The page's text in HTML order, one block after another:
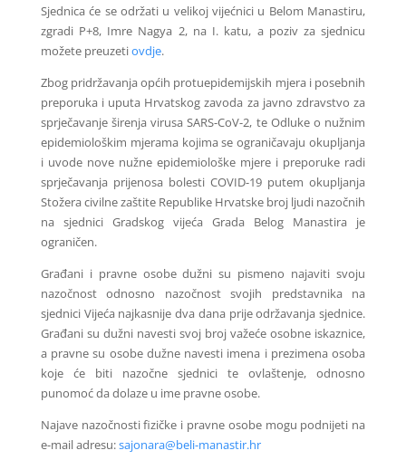
Sjednica će se održati u velikoj vijećnici u Belom Manastiru,
zgradi P+8, Imre Nagya 2, na I. katu, a poziv za sjednicu
možete preuzetiovdje.
Zbog pridržavanja općih protuepidemijskih mjera i posebnih
preporuka i uputa Hrvatskog zavoda za javno zdravstvo za
sprječavanje širenja virusa SARS-CoV-2, te Odluke o nužnim
epidemiološkim mjerama kojima se ograničavaju okupljanja
i uvode nove nužne epidemiološke mjere i preporuke radi
sprječavanja prijenosa bolesti COVID-19 putem okupljanja
Stožera civilne zaštite Republike Hrvatske broj ljudi nazočnih
na sjednici Gradskog vijeća Grada Belog Manastira je
ograničen.
Građani i pravne osobe dužni su pismeno najaviti svoju
nazočnost odnosno nazočnost svojih predstavnika na
sjednici Vijeća najkasnije dva dana prije održavanja sjednice.
Građani su dužni navesti svoj broj važeće osobne iskaznice,
a pravne su osobe dužne navesti imena i prezimena osoba
koje će biti nazočne sjednici te ovlaštenje, odnosno
punomoć da dolaze u ime pravne osobe.
Najave nazočnosti fizičke i pravne osobe mogu podnijeti na
e-mail adresu:sajonara@beli-manastir.hr